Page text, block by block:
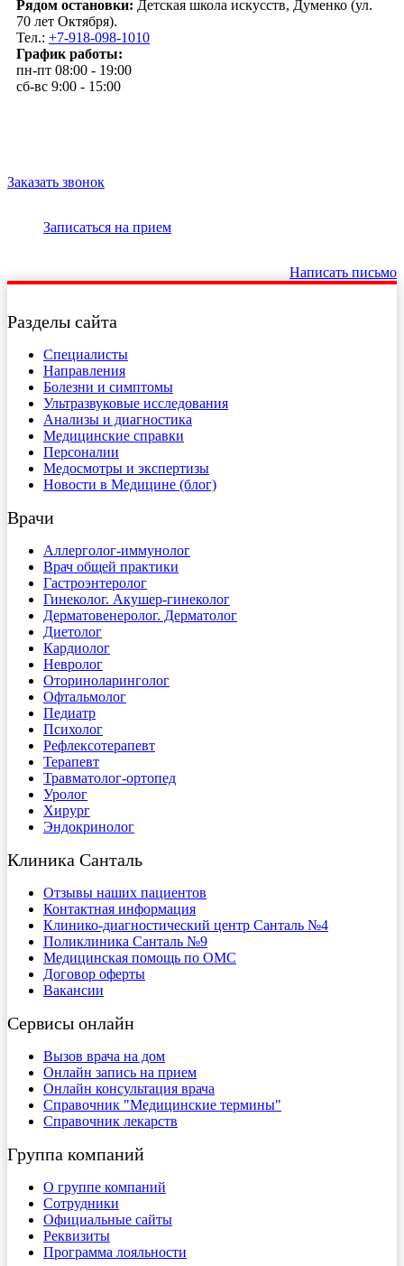
Рядом остановки: Детская школа искусств, Думенко (ул.
70 лет Октября).
Тел.: +7-918-098-1010
График работы:
пн-пт 08:00 - 19:00
сб-вс 9:00 - 15:00
Заказать звонок
Записаться на прием
Написать письмо
Разделы сайта
Специалисты
Направления
Болезни и симптомы
Ультразвуковые исследования
Анализы и диагностика
Медицинские справки
Персоналии
Медосмотры и экспертизы
Новости в Медицине (блог)
Врачи
Аллерголог-иммунолог
Врач общей практики
Гастроэнтеролог
Гинеколог. Акушер-гинеколог
Дерматовенеролог. Дерматолог
Диетолог
Кардиолог
Невролог
Оториноларинголог
Офтальмолог
Педиатр
Психолог
Рефлексотерапевт
Терапевт
Травматолог-ортопед
Уролог
Хирург
Эндокринолог
Клиника Санталь
Отзывы наших пациентов
Контактная информация
Клинико-диагностический центр Санталь №4
Поликлиника Санталь №9
Медицинская помощь по ОМС
Договор оферты
Вакансии
Сервисы онлайн
Вызов врача на дом
Онлайн запись на прием
Онлайн консультация врача
Справочник "Медицинские термины"
Справочник лекарств
Группа компаний
О группе компаний
Сотрудники
Официальные сайты
Реквизиты
Программа лояльности